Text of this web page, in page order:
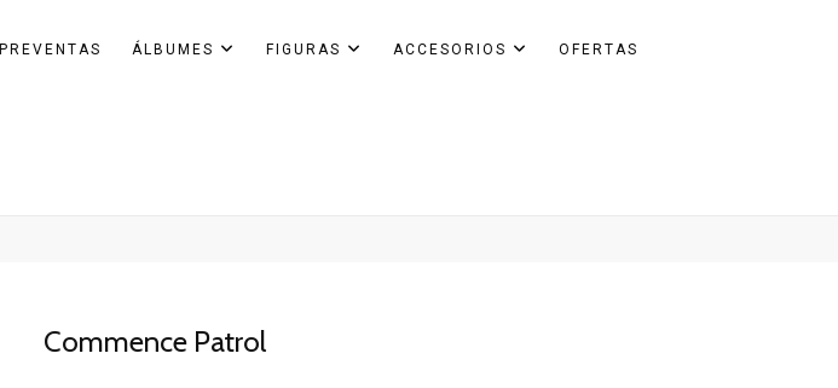
PREVENTAS ÁLBUMES FIGURAS ACCESORIOS OFERTAS
Commence Patrol